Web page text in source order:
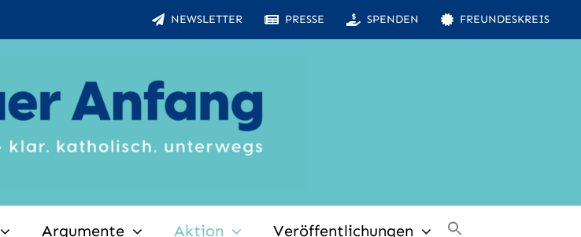
NEWSLETTER PRESSE SPENDEN FREUNDESKREIS
Argumente Aktion Veröffentlichungen